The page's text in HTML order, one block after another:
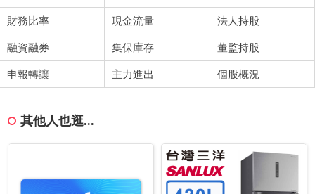
財務比率 現金流量 法人持股
融資融券 集保庫存 董監持股
申報轉讓 主力進出 個股概況
其他人也逛...